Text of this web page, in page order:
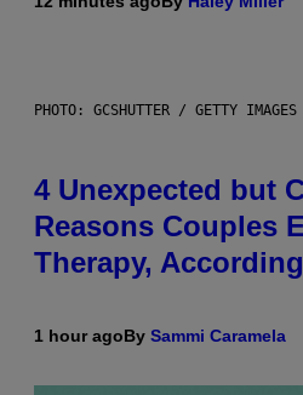
PHOTO: GCSHUTTER / GETTY IMAGES
4 Unexpected but
Reasons Couples
Therapy,
1 hour agoBy Sammi Caramela